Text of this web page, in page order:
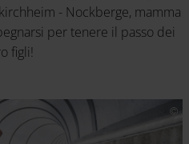
- Nockberge, mamma
per tenere il passo dei
figli!